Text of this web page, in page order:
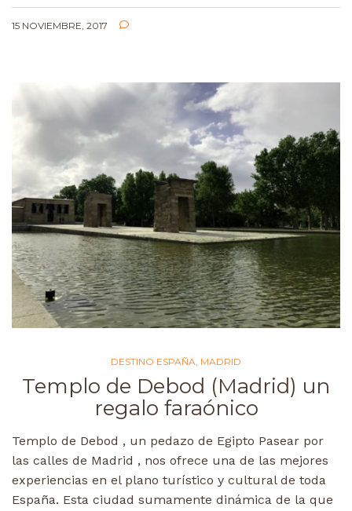
15 NOVIEMBRE, 2017
DESTINO ESPAÑA, MADRID
Templo de Debod (Madrid) un
regalo faraónico
Templo de Debod , un pedazo de Egipto Pasear por
las calles de Madrid , nos ofrece una de las mejores
experiencias en el plano turístico y cultural de toda
España. Esta ciudad sumamente dinámica de la que